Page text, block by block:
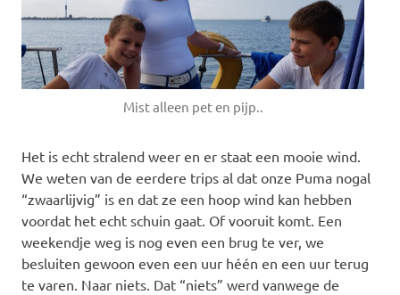
Mist alleen pet en pijp..
Het is echt stralend weer en er staat een mooie wind.
We weten van de eerdere trips al dat onze Puma nogal
“zwaarlijvig” is en dat ze een hoop wind kan hebben
voordat het echt schuin gaat. Of vooruit komt. Een
weekendje weg is nog even een brug te ver, we
besluiten gewoon even een uur héén en een uur terug
te varen. Naar niets. Dat “niets” werd vanwege de